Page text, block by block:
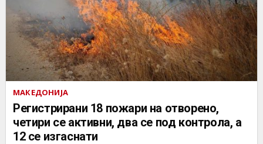
МАКЕДОНИЈА
Регистрирани 18 пожари на отворено,
четири се активни, два се под контрола, а
12 се изгаснати